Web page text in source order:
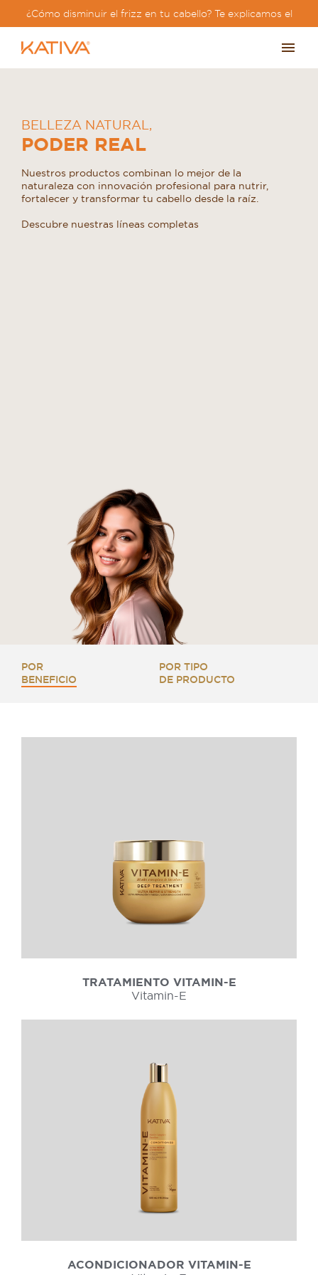
¿Cómo disminuir el frizz en tu cabello? Te explicamos el
BELLEZA NATURAL ,
PODER REAL
Nuestros productos combinan lo mejor de la
naturaleza con innovación profesional para nutrir,
fortalecer y transformar tu cabello desde la raíz.
Descubre nuestras líneas completas
POR
BENEFICIO
POR TIPO
DE PRODUCTO
TRATAMIENTO VITAMIN-E
Vitamin-E
ACONDICIONADOR VITAMIN-E